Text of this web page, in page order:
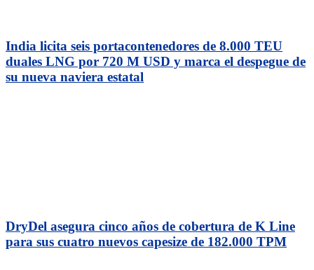
India licita seis portacontenedores de 8.000 TEU
duales LNG por 720 M USD y marca el despegue de
su nueva naviera estatal
DryDel asegura cinco años de cobertura de K Line
para sus cuatro nuevos capesize de 182.000 TPM